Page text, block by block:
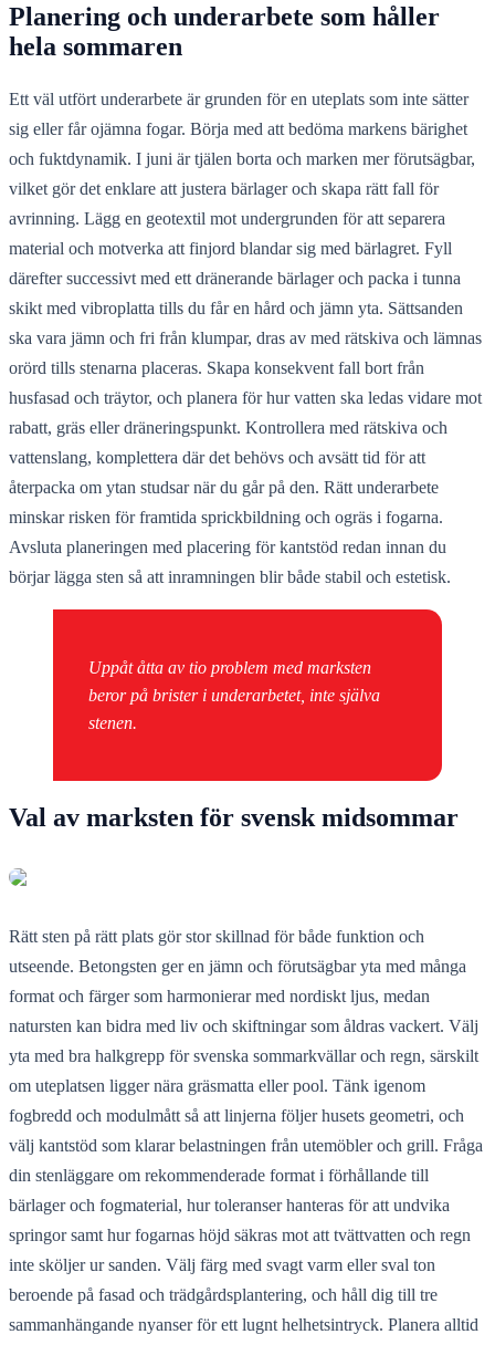
Planering och underarbete som håller
hela sommaren
Ett väl utfört underarbete är grunden för en uteplats som inte sätter
sig eller får ojämna fogar. Börja med att bedöma markens bärighet
och fuktdynamik. I juni är tjälen borta och marken mer förutsägbar,
vilket gör det enklare att justera bärlager och skapa rätt fall för
avrinning. Lägg en geotextil mot undergrunden för att separera
material och motverka att finjord blandar sig med bärlagret. Fyll
därefter successivt med ett dränerande bärlager och packa i tunna
skikt med vibroplatta tills du får en hård och jämn yta. Sättsanden
ska vara jämn och fri från klumpar, dras av med rätskiva och lämnas
orörd tills stenarna placeras. Skapa konsekvent fall bort från
husfasad och träytor, och planera för hur vatten ska ledas vidare mot
rabatt, gräs eller dräneringspunkt. Kontrollera med rätskiva och
vattenslang, komplettera där det behövs och avsätt tid för att
återpacka om ytan studsar när du går på den. Rätt underarbete
minskar risken för framtida sprickbildning och ogräs i fogarna.
Avsluta planeringen med placering för kantstöd redan innan du
börjar lägga sten så att inramningen blir både stabil och estetisk.
Uppåt åtta av tio problem med marksten
beror på brister i underarbetet, inte själva
stenen.
Val av marksten för svensk midsommar
Rätt sten på rätt plats gör stor skillnad för både funktion och
utseende. Betongsten ger en jämn och förutsägbar yta med många
format och färger som harmonierar med nordiskt ljus, medan
natursten kan bidra med liv och skiftningar som åldras vackert. Välj
yta med bra halkgrepp för svenska sommarkvällar och regn, särskilt
om uteplatsen ligger nära gräsmatta eller pool. Tänk igenom
fogbredd och modulmått så att linjerna följer husets geometri, och
välj kantstöd som klarar belastningen från utemöbler och grill. Fråga
din stenläggare om rekommenderade format i förhållande till
bärlager och fogmaterial, hur toleranser hanteras för att undvika
springor samt hur fogarnas höjd säkras mot att tvättvatten och regn
inte sköljer ur sanden. Välj färg med svagt varm eller sval ton
beroende på fasad och trädgårdsplantering, och håll dig till tre
sammanhängande nyanser för ett lugnt helhetsintryck. Planera alltid